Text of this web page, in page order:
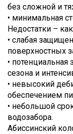
без сложной и
• минимальная
Недостатки –
• слабая
поверхностных
•
сезона и
• невысокий
обеспечением
• небольшой
водозабора.
Абиссинский